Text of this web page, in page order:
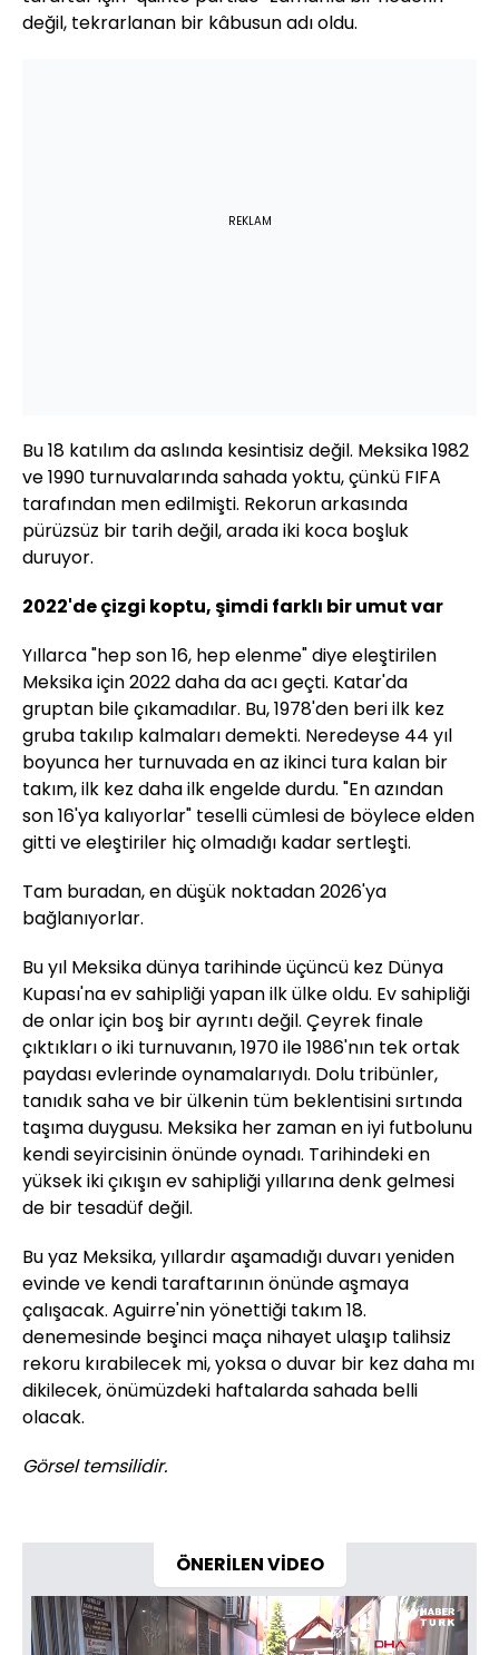
değil, tekrarlanan bir kâbusun adı oldu.
REKLAM
Bu 18 katılım da aslında kesintisiz değil. Meksika 1982
ve 1990 turnuvalarında sahada yoktu, çünkü FIFA
tarafından men edilmişti. Rekorun arkasında
pürüzsüz bir tarih değil, arada iki koca boşluk
duruyor.
2022'de çizgi koptu, şimdi farklı bir umut var
Yıllarca "hep son 16, hep elenme" diye eleştirilen
Meksika için 2022 daha da acı geçti. Katar'da
gruptan bile çıkamadılar. Bu, 1978'den beri ilk kez
gruba takılıp kalmaları demekti. Neredeyse 44 yıl
boyunca her turnuvada en az ikinci tura kalan bir
takım, ilk kez daha ilk engelde durdu. "En azından
son 16'ya kalıyorlar" teselli cümlesi de böylece elden
gitti ve eleştiriler hiç olmadığı kadar sertleşti.
Tam buradan, en düşük noktadan 2026'ya
bağlanıyorlar.
Bu yıl Meksika dünya tarihinde üçüncü kez Dünya
Kupası'na ev sahipliği yapan ilk ülke oldu. Ev sahipliği
de onlar için boş bir ayrıntı değil. Çeyrek finale
çıktıkları o iki turnuvanın, 1970 ile 1986'nın tek ortak
paydası evlerinde oynamalarıydı. Dolu tribünler,
tanıdık saha ve bir ülkenin tüm beklentisini sırtında
taşıma duygusu. Meksika her zaman en iyi futbolunu
kendi seyircisinin önünde oynadı. Tarihindeki en
yüksek iki çıkışın ev sahipliği yıllarına denk gelmesi
de bir tesadüf değil.
Bu yaz Meksika, yıllardır aşamadığı duvarı yeniden
evinde ve kendi taraftarının önünde aşmaya
çalışacak. Aguirre'nin yönettiği takım 18.
denemesinde beşinci maça nihayet ulaşıp talihsiz
rekoru kırabilecek mi, yoksa o duvar bir kez daha mı
dikilecek, önümüzdeki haftalarda sahada belli
olacak.
Görsel temsilidir.
ÖNERİLEN VİDEO